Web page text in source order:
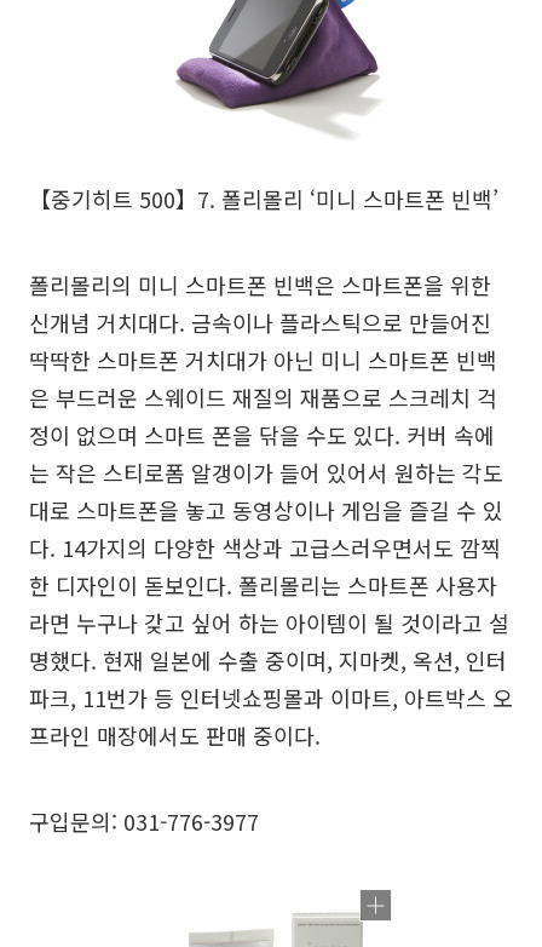
【중기히트 500】7. 폴리몰리 ‘미니 스마트폰 빈백’
폴리몰리의 미니 스마트폰 빈백은 스마트폰을 위한
신개념 거치대다. 금속이나 플라스틱으로 만들어진
딱딱한 스마트폰 거치대가 아닌 미니 스마트폰 빈백
은 부드러운 스웨이드 재질의 재품으로 스크레치 걱
정이 없으며 스마트 폰을 닦을 수도 있다. 커버 속에
는 작은 스티로폼 알갱이가 들어 있어서 원하는 각도
대로 스마트폰을 놓고 동영상이나 게임을 즐길 수 있
다. 14가지의 다양한 색상과 고급스러우면서도 깜찍
한 디자인이 돋보인다. 폴리몰리는 스마트폰 사용자
라면 누구나 갖고 싶어 하는 아이템이 될 것이라고 설
명했다. 현재 일본에 수출 중이며, 지마켓, 옥션, 인터
파크, 11번가 등 인터넷쇼핑몰과 이마트, 아트박스 오
프라인 매장에서도 판매 중이다.
구입문의: 031-776-3977